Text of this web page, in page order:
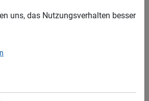
uns, das Nutzungsverhalten besser